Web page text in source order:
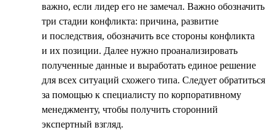
важно, если лидер его не замечал. Важно обозначить
три стадии конфликта: причина, развитие
и последствия, обозначить все стороны конфликта
и их позиции. Далее нужно проанализировать
полученные данные и выработать единое решение
для всех ситуаций схожего типа. Следует обратиться
за помощью к специалисту по корпоративному
менеджменту, чтобы получить сторонний
экспертный взгляд.